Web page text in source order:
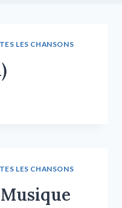
LES CHANSONS
LES CHANSONS